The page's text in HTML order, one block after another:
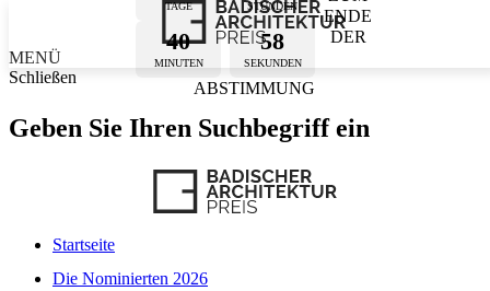
TAGE STUNDEN
40
MINUTEN
58
SEKUNDEN
ENDE
DER
ABSTIMMUNG
MENÜ
Schließen
Geben Sie Ihren Suchbegriff ein
Startseite
Die Nominierten 2026